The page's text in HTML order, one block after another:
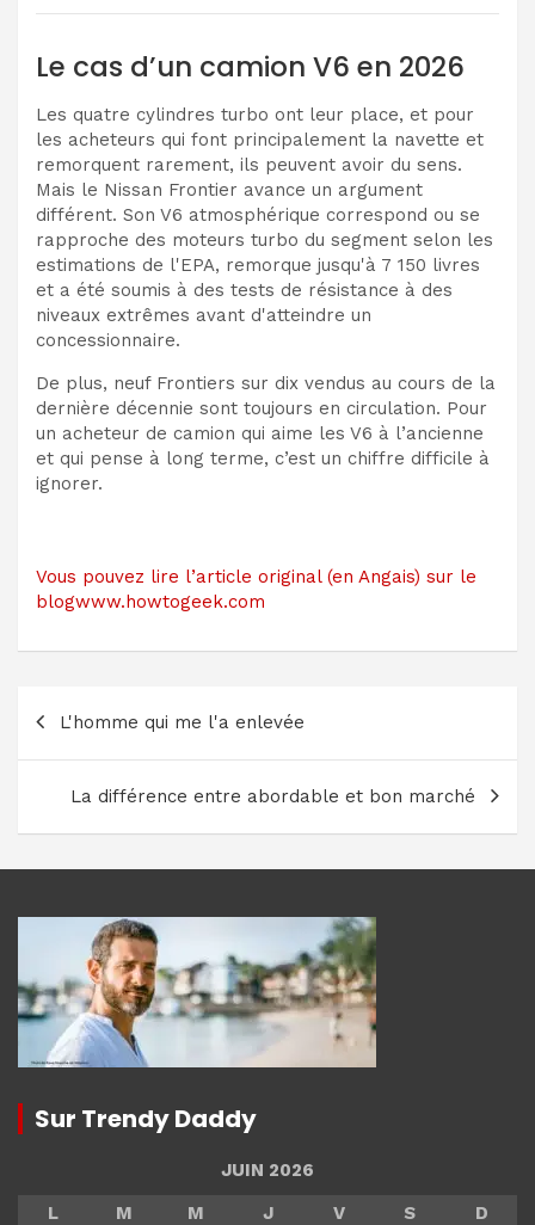
Le cas d’un camion V6 en 2026
Les quatre cylindres turbo ont leur place, et pour
les acheteurs qui font principalement la navette et
remorquent rarement, ils peuvent avoir du sens.
Mais le Nissan Frontier avance un argument
différent. Son V6 atmosphérique correspond ou se
rapproche des moteurs turbo du segment selon les
estimations de l'EPA, remorque jusqu'à 7 150 livres
et a été soumis à des tests de résistance à des
niveaux extrêmes avant d'atteindre un
concessionnaire.
De plus, neuf Frontiers sur dix vendus au cours de la
dernière décennie sont toujours en circulation. Pour
un acheteur de camion qui aime les V6 à l’ancienne
et qui pense à long terme, c’est un chiffre difficile à
ignorer.
Vous pouvez lire l’article original (en Angais) sur le
blogwww.howtogeek.com
de
l’article
L'homme qui me l'a enlevée
La différence entre abordable et bon marché
Sur Trendy Daddy
JUIN 2026
L
M M J V S
D